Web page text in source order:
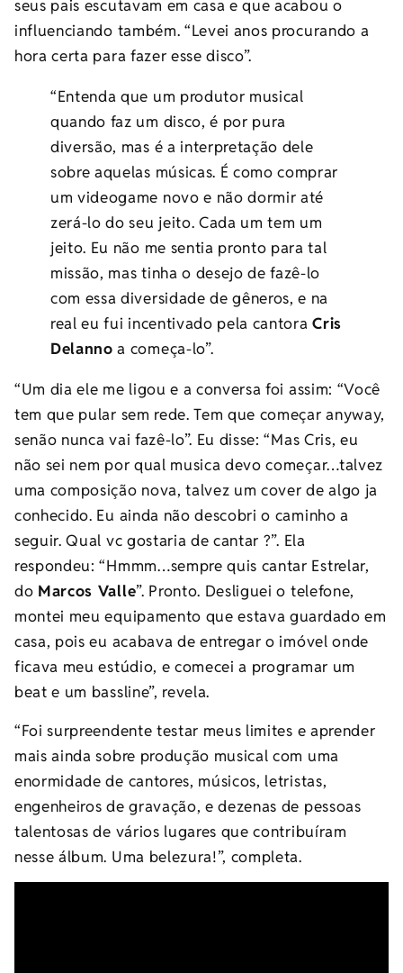
seus pais escutavam em casa e que acabou o
influenciando também. “Levei anos procurando a
hora certa para fazer esse disco”.
“Entenda que um produtor musical
quando faz um disco, é por pura
diversão, mas é a interpretação dele
sobre aquelas músicas. É como comprar
um videogame novo e não dormir até
zerá-lo do seu jeito. Cada um tem um
jeito. Eu não me sentia pronto para tal
missão, mas tinha o desejo de fazê-lo
com essa diversidade de gêneros, e na
real eu fui incentivado pela cantoraCris
Delanno a começa-lo”.
“Um dia ele me ligou e a conversa foi assim: “Você
tem que pular sem rede. Tem que começar anyway,
senão nunca vai fazê-lo”. Eu disse: “Mas Cris, eu
não sei nem por qual musica devo começar…talvez
uma composição nova, talvez um cover de algo ja
conhecido. Eu ainda não descobri o caminho a
seguir. Qual vc gostaria de cantar ?”. Ela
respondeu: “Hmmm…sempre quis cantar Estrelar,
do Marcos Valle”. Pronto. Desliguei o telefone,
montei meu equipamento que estava guardado em
casa, pois eu acabava de entregar o imóvel onde
ficava meu estúdio, e comecei a programar um
beat e um bassline”, revela.
“Foi surpreendente testar meus limites e aprender
mais ainda sobre produção musical com uma
enormidade de cantores, músicos, letristas,
engenheiros de gravação, e dezenas de pessoas
talentosas de vários lugares que contribuíram
nesse álbum. Uma belezura!”, completa.